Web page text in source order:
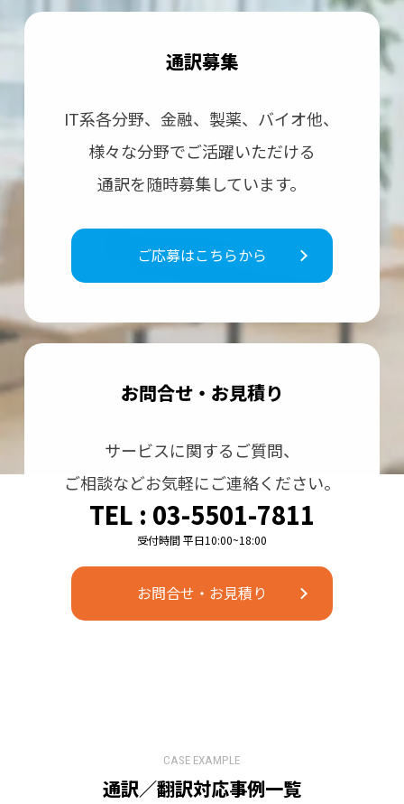
通訳募集
IT系各分野、⾦融、製薬、バイオ他、
様々な分野でご活躍いただける
通訳を随時募集しています。
ご応募はこちらから
お問合せ・お⾒積り
サービスに関するご質問、
ご相談などお気軽にご連絡ください。
TEL : 03-5501-7811
お問合せ・お見積り
CASE EXAMPLE
通訳／翻訳対応事例⼀覧